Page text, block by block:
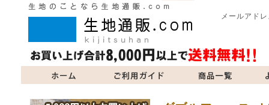
メールアド
よくあるご質問 当サイトについて お問い合